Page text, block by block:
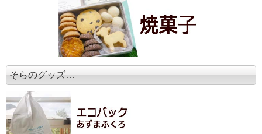
そらのグッズ…